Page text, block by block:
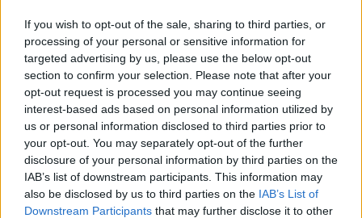
If you wish to opt-out of the sale, sharing to third parties, or
processing of your personal or sensitive information for
targeted advertising by us, please use the below opt-out
section to confirm your selection. Please note that after your
opt-out request is processed you may continue seeing
interest-based ads based on personal information utilized by
us or personal information disclosed to third parties prior to
your opt-out. You may separately opt-out of the further
disclosure of your personal information by third parties on the
IAB’s list of downstream participants. This information may
also be disclosed by us to third parties on the IAB’s List of
Downstream Participants that may further disclose it to other
Ha un padre che è stato molto discusso ma è un dato trascurabile
in unadinastiache tanto ha dato alla nostraPatria.
Super partes senza dubbio, potrebbevolare altosu tutti gli
schieramenti. Gradito nei salotti che contano, è anchefotogenico
Insomma, sto parlando di
Emanuele Filiberto di Savoia. Fallita la
rottamazione con certi politici, perché non pensare di rottamare
direttamente la Repubblicae tornare allamonarchia ?
Pensaci Sergio, pensaci, da’ retta a un bischero…
Franco Bonciani